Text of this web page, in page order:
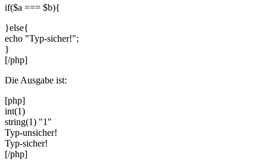
if($a === $b){
}else{
echo "Typ-sicher!";
}
[/php]
Die Ausgabe ist:
[php]
int(1)
string(1) "1"
Typ-unsicher!
Typ-sicher!
[/php]